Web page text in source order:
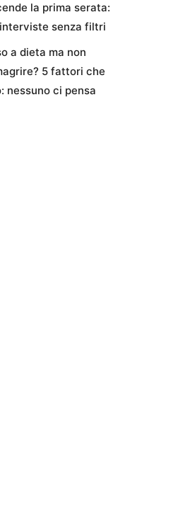
la prima serata:
senza filtri
a dieta ma non
5 fattori che
nessuno ci pensa